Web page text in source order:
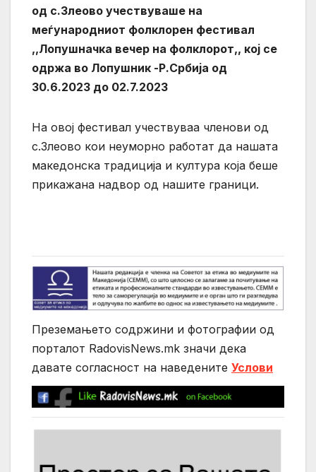
од с.Злеово учествуваше на
меѓународниот фолклорен фестивал
,,Лопушначка вечер на фолклорот,, кој се
одржа во Лопушник -Р.Србија од
30.6.2023 до 02.7.2023
На овој фестивал учествуваа членови од
с.Злеово кои неуморно работат да нашата
македонска традиција и култура која беше
прикажана надвор од нашите граници.
Преземањето содржини и фотографии од
порталот RadovisNews.mk значи дека
давате согласност на нaведените Услови